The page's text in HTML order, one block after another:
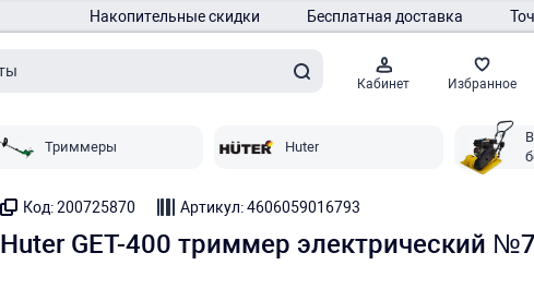
Накопительные скидки Бесплатная доставка
Кабинет Избранное
Триммеры Huter
Код: 200725870 Артикул: 4606059016793
Huter GET-400 триммер электрический